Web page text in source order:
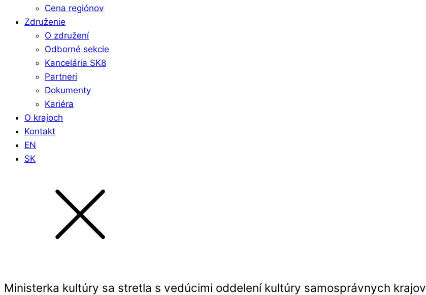
Cena regiónov
Združenie
O združení
Odborné sekcie
Kancelária SK8
Partneri
Dokumenty
Kariéra
O krajoch
Kontakt
EN
SK
Ministerka kultúry sa stretla s vedúcimi oddelení kultúry samosprávnych krajov